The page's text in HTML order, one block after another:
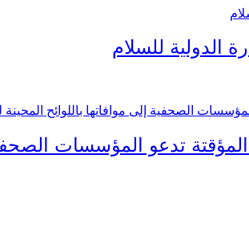
الدولية للسلام
تدعو المؤسسات